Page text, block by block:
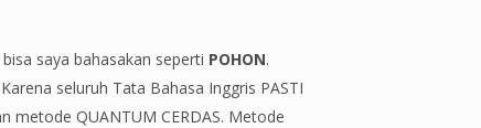
saya bahasakan seperti POHON.
seluruh Tata Bahasa Inggris PASTI
metode QUANTUM CERDAS. Metode